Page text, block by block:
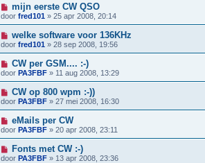
mijn eerste CW QSO
door fred101 » 25 apr 2008, 20:14
welke software voor 136KHz
door fred101 » 28 sep 2008, 19:56
CW per GSM.... :-)
door PA3FBF » 11 aug 2008, 13:29
CW op 800 wpm :-))
door PA3FBF » 27 mei 2008, 16:30
eMails per CW
door PA3FBF » 20 apr 2008, 23:11
Fonts met CW :-)
door PA3FBF » 13 apr 2008, 23:36